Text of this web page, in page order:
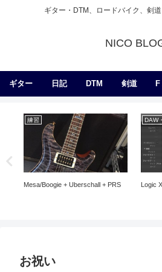
ギター・DTM、ロードバイク、剣
NICO
ギター 日記 DTM 剣道
練習
Mesa/Boogie + Uberschall + PRS
DAW
Logic
お祝い